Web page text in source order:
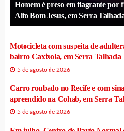
Homem é preso em flagrante por
Alto Bom Jesus, em Serra
Motocicleta com suspeita de
bairro Caxixola, em Serra Talhada
5 de agosto de 2026
Carro roubado no Recife e com
apreendido na Cohab, em Serra
5 de agosto de 2026